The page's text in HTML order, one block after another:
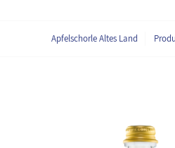
Apfelschorle Altes Land